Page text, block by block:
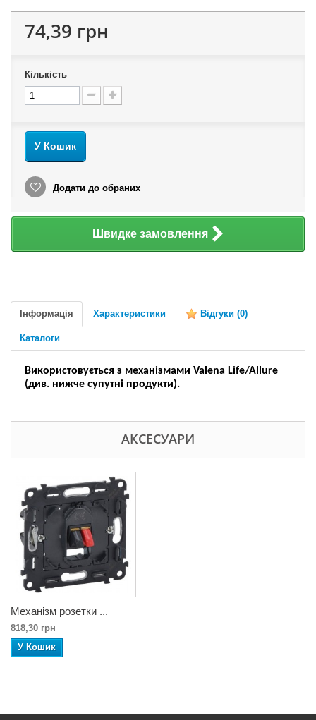
74,39 грн
Кількість
У Кошик
Додати до обраних
Швидке замовлення
Інформація Характеристики Відгуки (0)
Каталоги
Використовується з механізмами Valena Life/Allure
(див. нижче супутні продукти).
АКСЕСУАРИ
Механізм розетки ...
818,30 грн
У Кошик